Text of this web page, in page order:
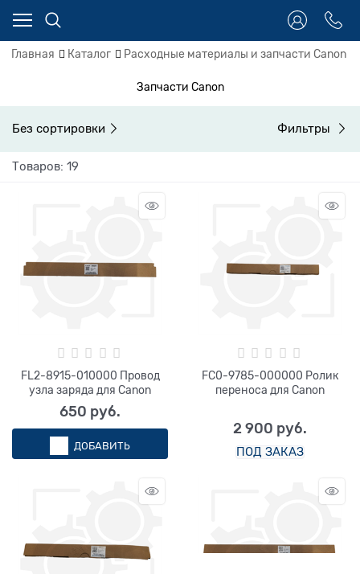
Главная Каталог Расходные материалы и запчасти Canon
Запчасти Canon
Без сортировки Фильтры
Товаров: 19
FL2-8915-010000 Провод
узла заряда для Canon
650 руб.
ДОБАВИТЬ
FC0-9785-000000 Ролик
переноса для Canon
2 900 руб.
ПОД ЗАКАЗ